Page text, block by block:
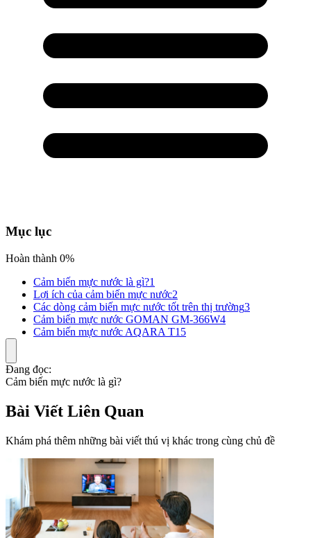
Mục lục
Hoàn thành 0%
Cảm biến mực nước là gì?1
Lợi ích của cảm biến mực nước2
Các dòng cảm biến mực nước tốt trên thị trường3
Cảm biến mực nước GOMAN GM-366W4
Cảm biến mực nước AQARA T1 5
Đang đọc:
Cảm biến mực nước là gì?
Bài Viết Liên Quan
Khám phá thêm những bài viết thú vị khác trong cùng chủ đề